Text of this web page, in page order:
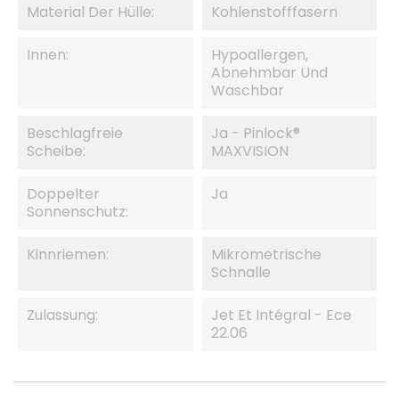
Material Der Hülle: Kohlenstofffasern
Innen:
Hypoallergen,
Abnehmbar Und
Waschbar
Beschlagfreie
Scheibe:
Ja - Pinlock®
MAXVISION
Doppelter
Sonnenschutz:
Ja
Kinnriemen:
Mikrometrische
Schnalle
Zulassung:
Jet Et Intégral - Ece
22.06